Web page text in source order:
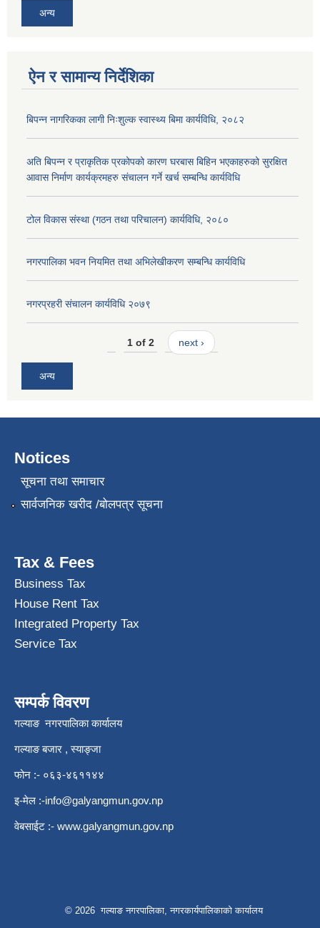
अन्य
ऐन र सामान्य निर्देशिका
बिपन्न नागरिकका लागी निःशुल्क स्वास्थ्य बिमा कार्यविधि, २०८२
अति बिपन्न र प्राकृतिक प्रकोपको कारण घरबास बिहिन भएकाहरुको सुरक्षित
आवास निर्माण कार्यक्रमहरु संचालन गर्ने खर्च सम्बन्धि कार्यविधि
टोल विकास संस्था (गठन तथा परिचालन) कार्यविधि, २०८०
नगरपालिका भवन नियमित तथा अभिलेखीकरण सम्बन्धि कार्यविधि
नगरप्रहरी संचालन कार्यविधि २०७९
1 of 2 next ›
अन्य
Notices
सूचना तथा समाचार
सार्वजनिक खरीद /बोलपत्र सूचना
Tax & Fees
Business Tax
House Rent Tax
Integrated Property Tax
Service Tax
सम्पर्क विवरण
गल्याङ नगरपालिका कार्यालय
गल्याङ बजार , स्याङ्जा
फोन :- ०६३-४६११४४
इ-मेल :-info@galyangmun.gov.np
वेबसाईट :- www.galyangmun.gov.np
© 2026 गल्याङ नगरपालिका, नगरकार्यपालिकाको कार्यालय